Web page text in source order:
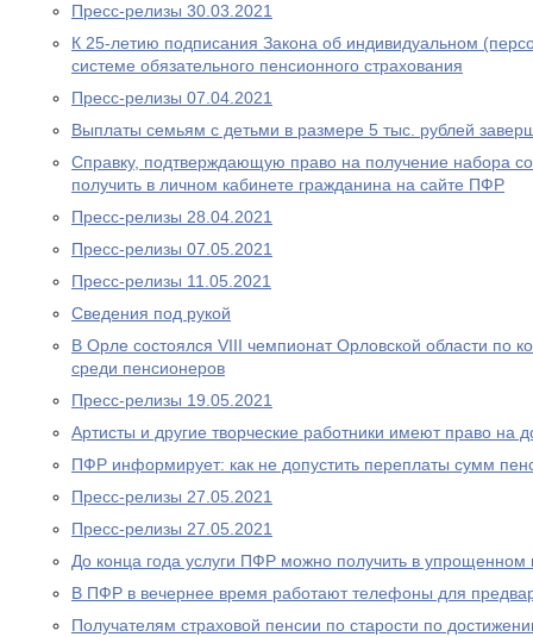
Пресс-релизы 30.03.2021
К 25-летию подписания Закона об индивидуальном
системе обязательного пенсионного страхования
Пресс-релизы 07.04.2021
Выплаты семьям с детьми в размере 5 тыс. рублей
Справку, подтверждающую право на получение набора
получить в личном кабинете гражданина на сайте ПФР
Пресс-релизы 28.04.2021
Пресс-релизы 07.05.2021
Пресс-релизы 11.05.2021
Сведения под рукой
В Орле состоялся VIII чемпионат Орловской области по
среди пенсионеров
Пресс-релизы 19.05.2021
Артисты и другие творческие работники имеют право на
ПФР информирует: как не допустить переплаты сумм
Пресс-релизы 27.05.2021
Пресс-релизы 27.05.2021
До конца года услуги ПФР можно получить в упрощенном
В ПФР в вечернее время работают телефоны для
Получателям страховой пенсии по старости по